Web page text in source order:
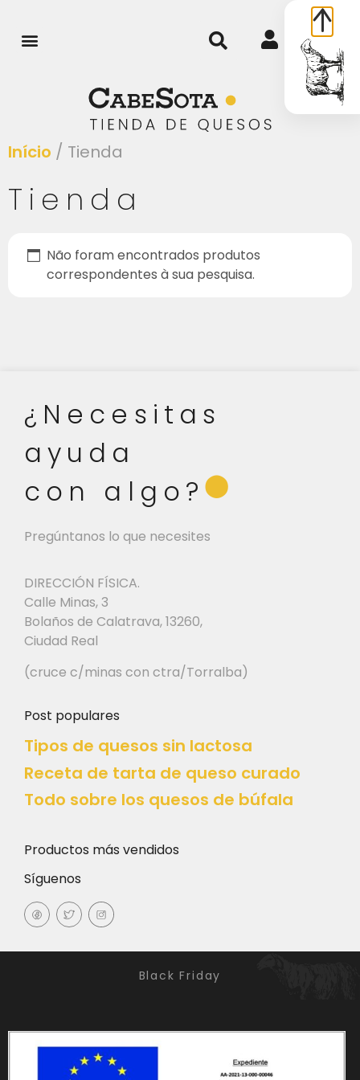
Início / Tienda
Tienda
Não foram encontrados produtos
correspondentes à sua pesquisa.
¿Necesitas
ayuda
con algo? ⬤
Pregúntanos lo que necesites
DIRECCIÓN FÍSICA.
Calle Minas, 3
Bolaños de Calatrava, 13260,
Ciudad Real
(cruce c/minas con ctra/Torralba)
Post populares
Tipos de quesos sin lactosa
Receta de tarta de queso curado
Todo sobre los quesos de búfala
Productos más vendidos
Síguenos
Black Friday